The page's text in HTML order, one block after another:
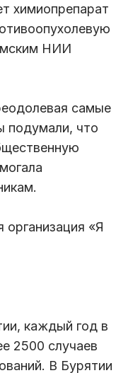
химиопрепарат
НИИ
самые
подумали, что
организация «Я
каждый год в
2500 случаев
В Бурятии